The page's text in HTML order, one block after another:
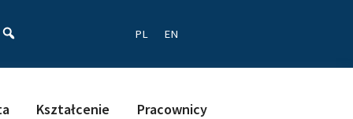
PL EN
Kształcenie Pracownicy